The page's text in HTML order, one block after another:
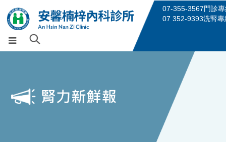
07-355-3567門診
07 352-9393洗腎專